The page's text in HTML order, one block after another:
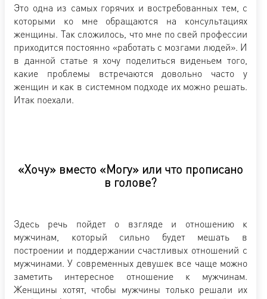
Это одна из самых горячих и востребованных тем, с
которыми ко мне обращаются на консультациях
женщины. Так сложилось, что мне по свей профессии
приходится постоянно «работать с мозгами людей». И
в данной статье я хочу поделиться виденьем того,
какие проблемы встречаются довольно часто у
женщин и как в системном подходе их можно решать.
Итак поехали.
«Хочу» вместо «Могу» или что прописано
в голове?
Здесь речь пойдет о взгляде и отношению к
мужчинам, который сильно будет мешать в
построении и поддержании счастливых отношений с
мужчинами. У современных девушек все чаще можно
заметить интересное отношение к мужчинам.
Женщины хотят, чтобы мужчины только решали их